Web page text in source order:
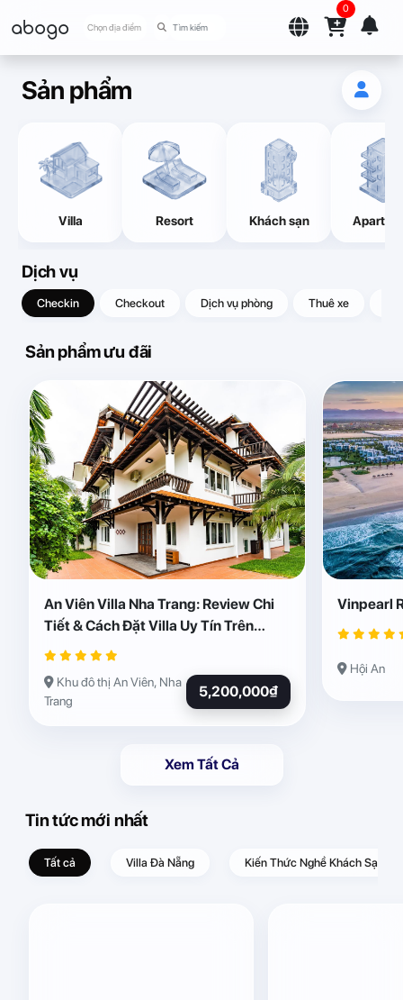
abogo Chọn địa điểm
0
Sản phẩm
Villa Resort Khách sạn
Dịch vụ
Checkin Checkout Dịch vụ phòng Thuê xe
Sản phẩm ưu đãi
An Viên Villa Nha Trang: Review Chi
Tiết & Cách Đặt Villa Uy Tín Trên
Abogo
Khu đô thị An Viên, Nha
Trang
5,200,000₫
Vinpearl
Hội An
Xem Tất Cả
Tin tức mới nhất
Tất cả Villa Đà Nẵng Kiến Thức Nghề Khách Sạn –